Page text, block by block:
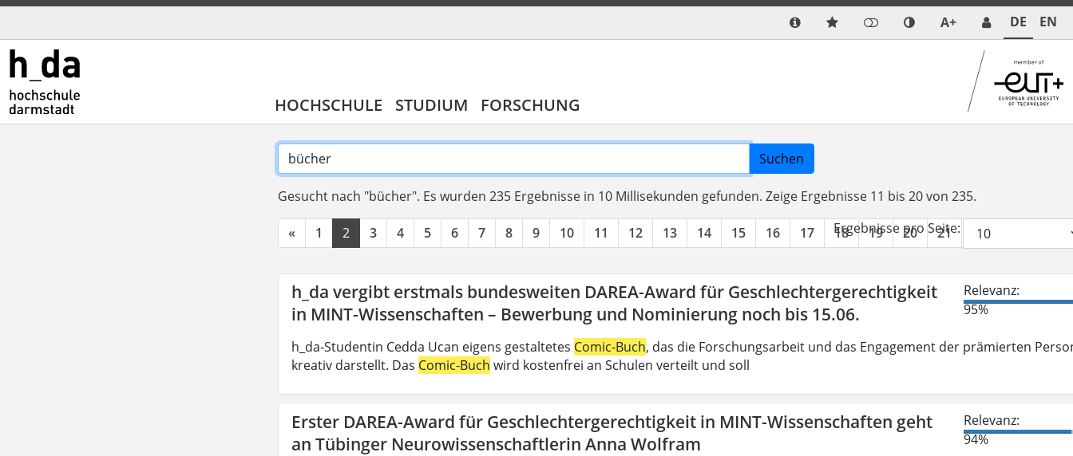
A+ DE EN
HOCHSCHULE STUDIUM FORSCHUNG
Suchen
Gesucht nach "bücher". Es wurden 235 Ergebnisse in 10 Millisekunden gefunden. Zeige Ergebnisse 11 bis 20 von 235.
« 1 2 3 4 5 6 7 8 9 10 11 12 13 14 15 16 17 18 19 20 21 22
Ergebnisse pro Seite:
h_da vergibt erstmals bundesweiten DAREA-Award für Geschlechtergerechtigkeit
in MINT-Wissenschaften – Bewerbung und Nominierung noch bis 15.06.
Relevanz:
95%
h_da-Studentin Cedda Ucan eigens gestaltetes Comic-Buch, das die Forschungsarbeit und das Engagement der prämierten
kreativ darstellt. Das Comic-Buch wird kostenfrei an Schulen verteilt und soll
Erster DAREA-Award für Geschlechtergerechtigkeit in MINT-Wissenschaften geht
an Tübinger Neurowissenschaftlerin Anna Wolfram
Relevanz:
94%